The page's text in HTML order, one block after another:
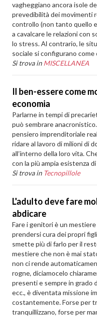
vagheggiano ancora isole
prevedibilità dei movimenti
controllo (non tanto quello
a cavalcare le relazioni con
lo stress. Al contrario, le
sociale si configurano
Si trova in MISCELLANEA
Il ben-essere come
economia
Parlarne in tempi di
può sembrare
pensiero imprenditoriale
ridare al lavoro di milioni di
all’interno della loro vita.
con la più ampia esistenza
Si trova in Tecnopillole
L'adulto deve fare
abdicare
Fare i genitori è un
prendersi cura dei propri
smette più di farlo per il
mestiere che non è mai
non ci rende
rogne, diciamocelo
presenti e sempre in grado
ecc., è diventata missione
costantemente. Forse per
tranquillizzano, forse per